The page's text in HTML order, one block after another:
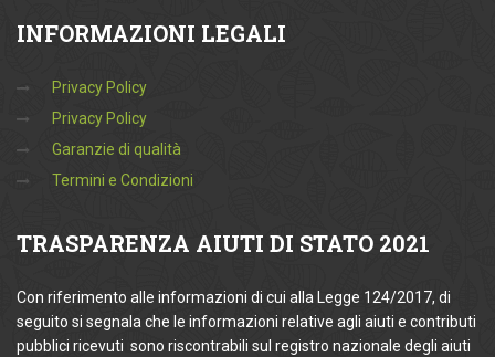
INFORMAZIONI LEGALI
Privacy Policy
Privacy Policy
Garanzie di qualità
Termini e Condizioni
TRASPARENZA AIUTI DI STATO 2021
Con riferimento alle informazioni di cui alla Legge 124/2017, di
seguito si segnala che le informazioni relative agli aiuti e contributi
pubblici ricevuti sono riscontrabili sul registro nazionale degli aiuti